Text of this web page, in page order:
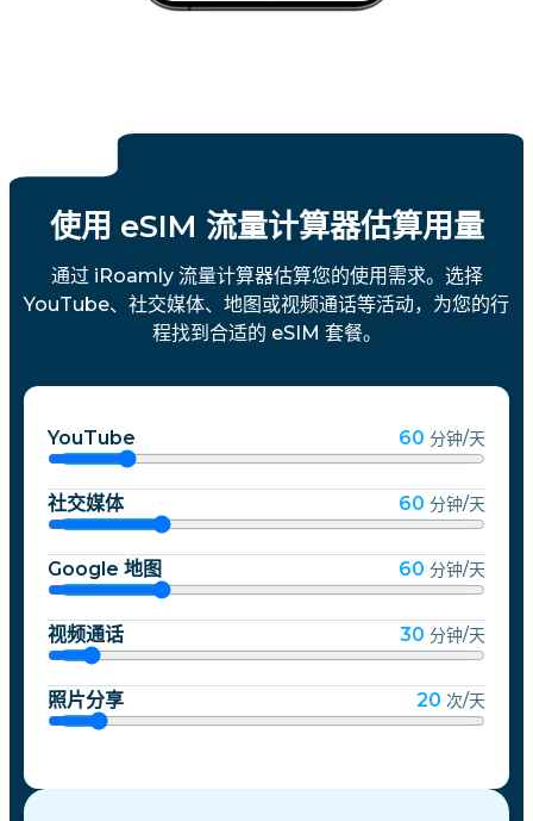
使用 eSIM 流量计算器估算用量
通过 iRoamly 流量计算器估算您的使用需求。选择
YouTube、社交媒体、地图或视频通话等活动，为您的行
程找到合适的 eSIM 套餐。
YouTube 60 分钟/天
社交媒体 60 分钟/天
Google 地图 60 分钟/天
视频通话 30 分钟/天
照片分享 20 次/天